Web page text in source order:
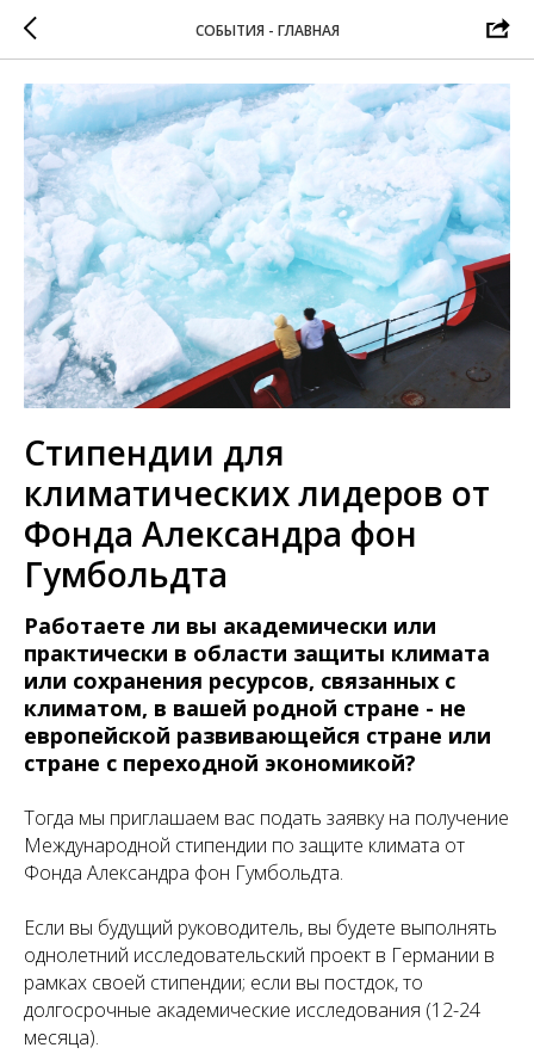
СОБЫТИЯ - ГЛАВНАЯ
Стипендии для
климатических лидеров от
Фонда Александра фон
Гумбольдта
Работаете ли вы академически или
практически в области защиты климата
или сохранения ресурсов, связанных с
климатом, в вашей родной стране - не
европейской развивающейся стране или
стране с переходной экономикой?
Тогда мы приглашаем вас подать заявку на получение
Международной стипендии по защите климата от
Фонда Александра фон Гумбольдта.
Если вы будущий руководитель, вы будете выполнять
однолетний исследовательский проект в Германии в
рамках своей стипендии; если вы постдок, то
долгосрочные академические исследования (12-24
месяца).